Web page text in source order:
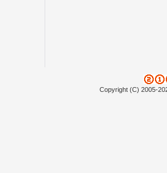
Copyright (C) 2005-